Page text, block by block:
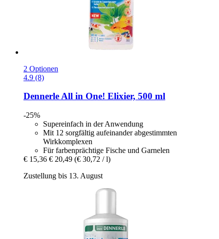
2 Optionen
4.9 (8)
DennerleAll in One! Elixier, 500 ml
-25%
Supereinfach in der Anwendung
Mit 12 sorgfältig aufeinander abgestimmten
Wirkkomplexen
Für farbenprächtige Fische und Garnelen
€ 15,36 € 20,49 (€ 30,72 / l)
Zustellung bis 13. August